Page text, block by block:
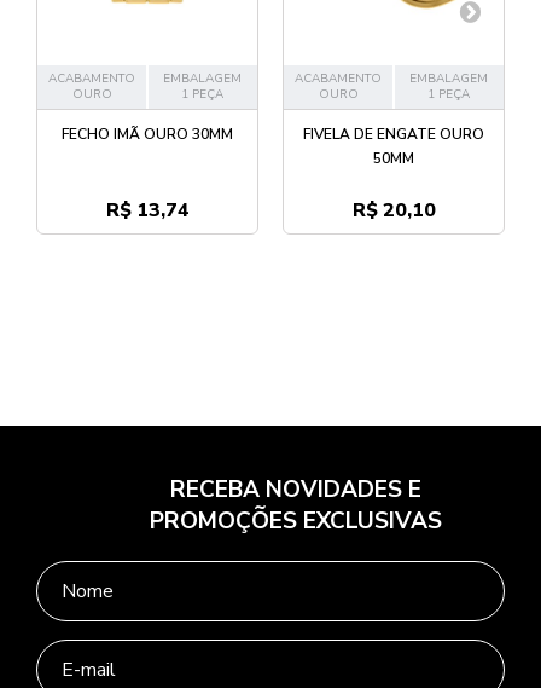
ACABAMENTO
OURO
EMBALAGEM
1 PEÇA
FECHO IMÃ OURO 30MM
R$ 13,74
ACABAMENTO
OURO
EMBALAGEM
1 PEÇA
FIVELA DE ENGATE OURO
50MM
R$ 20,10
RECEBA NOVIDADES E
PROMOÇÕES EXCLUSIVAS